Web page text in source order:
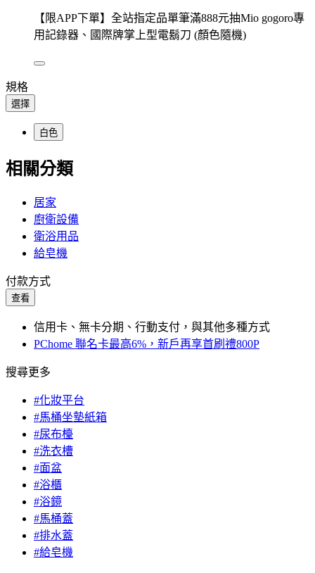
【限APP下單】全站指定品單筆滿888元抽Mio gogoro專
用記錄器、國際牌掌上型電鬍刀 (顏色隨機)
規格
選擇
白色
相關分類
居家
廚衛設備
衛浴用品
給皂機
付款方式
查看
信用卡、無卡分期、行動支付，與其他多種方式
PChome 聯名卡最高6%，新戶再享首刷禮800P
搜尋更多
#化妝平台
#馬桶坐墊紙箱
#尿布檯
#洗衣槽
#面盆
#浴櫃
#浴鏡
#馬桶蓋
#排水蓋
#給皂機